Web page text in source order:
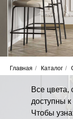
Главная / Каталог /
Все цвета,
доступны
Чтобы